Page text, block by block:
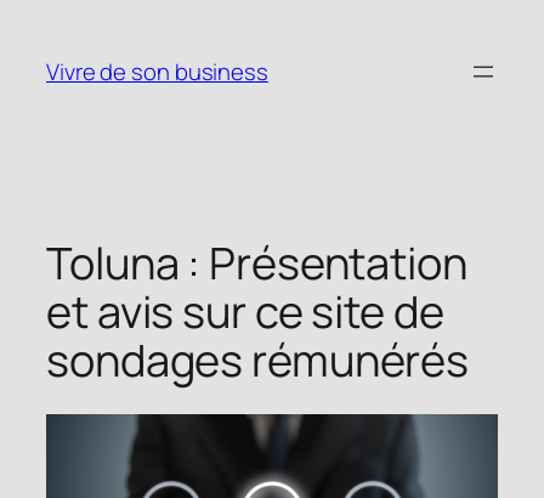
Vivre de son business
Toluna : Présentation
et avis sur ce site de
sondages rémunérés